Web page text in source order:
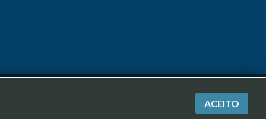
ACEITO